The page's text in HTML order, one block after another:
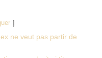
ne veut pas partir de